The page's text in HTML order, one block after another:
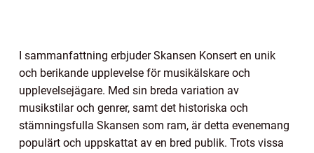
I sammanfattning erbjuder Skansen Konsert en unik
och berikande upplevelse för musikälskare och
upplevelsejägare. Med sin breda variation av
musikstilar och genrer, samt det historiska och
stämningsfulla Skansen som ram, är detta evenemang
populärt och uppskattat av en bred publik. Trots vissa